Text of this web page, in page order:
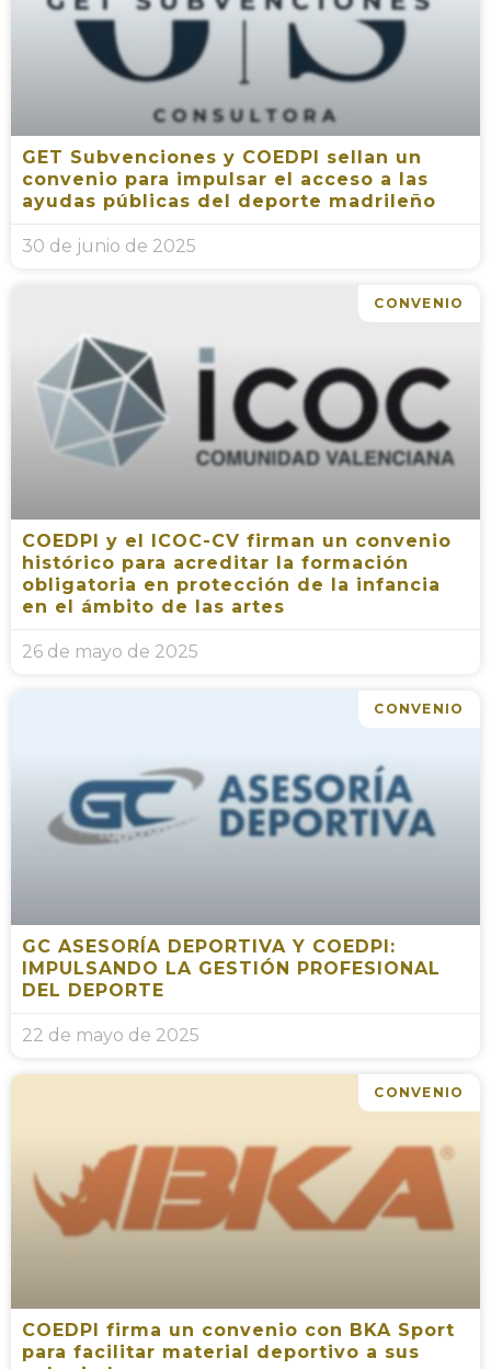
GET Subvenciones y COEDPI sellan un
convenio para impulsar el acceso a las
ayudas públicas del deporte madrileño
30 de junio de 2025
CONVENIO
COEDPI y el ICOC-CV firman un convenio
histórico para acreditar la formación
obligatoria en protección de la infancia
en el ámbito de las artes
26 de mayo de 2025
CONVENIO
GC ASESORÍA DEPORTIVA Y COEDPI:
IMPULSANDO LA GESTIÓN PROFESIONAL
DEL DEPORTE
22 de mayo de 2025
CONVENIO
COEDPI firma un convenio con BKA Sport
para facilitar material deportivo a sus